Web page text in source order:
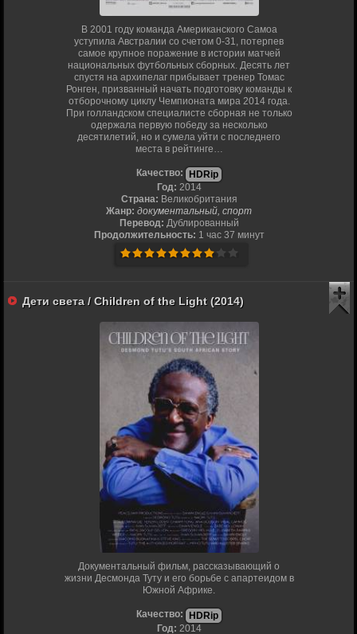
В 2001 году команда Американского Самоа
уступила Австралии со счетом 0-31, потерпев
самое крупное поражение в истории матчей
национальных футбольных сборных. Десять лет
спустя на архипелаг прибывает тренер Томас
Ронген, призванный начать подготовку команды к
отборочному циклу Чемпионата мира 2014 года.
При голландском специалисте сборная не только
одержала первую победу за несколько
десятилетий, но и сумела уйти с последнего
места в рейтинге…
Качество:
HDRip
Год: 2014
Страна: Великобритания
Жанр: документальный, спорт
Перевод: Дублированный
Продолжительность: 1 час 37 минут
Дети света / Children of the Light (2014)
Документальный фильм, рассказывающий о
жизни Десмонда Туту и его борьбе с апартеидом в
Южной Африке.
Качество:
HDRip
Год: 2014